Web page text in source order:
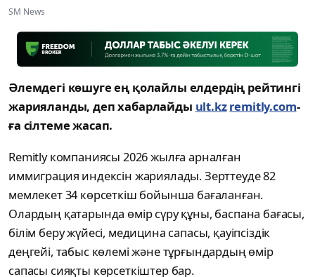
SM News
Әлемдегі көшуге ең қолайлы елдердің рейтингі
жарияланды, деп хабарлайды ult.kzremitly.com-
ға сілтеме жасап.
Remitly компаниясы 2026 жылға арналған
иммиграция индексін жариялады. Зерттеуде 82
мемлекет 34 көрсеткіш бойынша бағаланған.
Олардың қатарында өмір сүру құны, баспана бағасы,
білім беру жүйесі, медицина сапасы, қауіпсіздік
деңгейі, табыс көлемі және тұрғындардың өмір
сапасы сияқты көрсеткіштер бар.